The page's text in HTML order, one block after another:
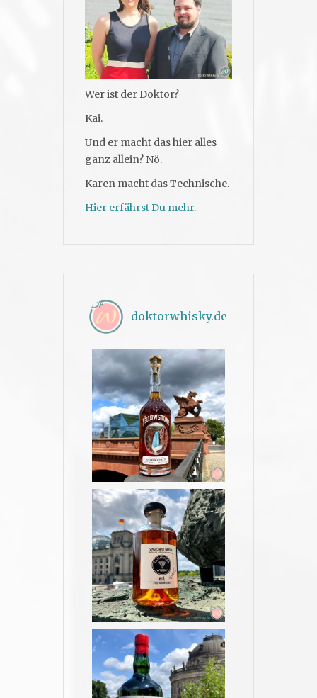
Wer ist der Doktor?
Kai.
Und er macht das hier alles
ganz allein? Nö.
Karen macht das Technische.
Hier erfährst Du mehr.
doktorwhisky.de